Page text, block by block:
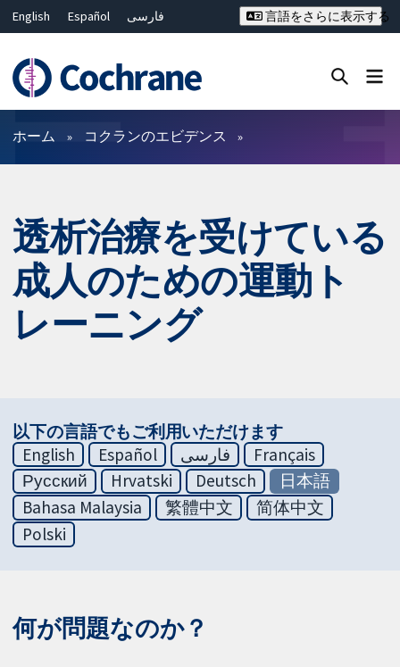
English Español
فارسی
Deutsch
Bahasa Malaysia
ไทย
繁體中文
简体中文
言語をさらに表示する
フィルター
ホーム コクランのエビデンス
透析治療を受けている
成人のための運動ト
レーニング
以下の言語でもご利用いただけます
English
Español فارسی
Français
Русский
Hrvatski Deutsch
日本語
Bahasa Malaysia
繁體中文
简体中文
Polski
何が問題なのか？